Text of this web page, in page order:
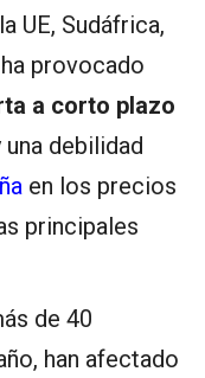
UE, Sudáfrica,
provocado
a corto plazo
una debilidad
en los precios
principales
de 40
han afectado